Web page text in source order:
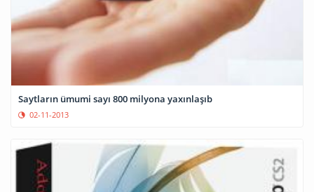
Saytların ümumi sayı 800 milyona yaxınlaşıb
02-11-2013